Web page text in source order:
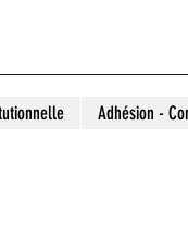
Adhésion -